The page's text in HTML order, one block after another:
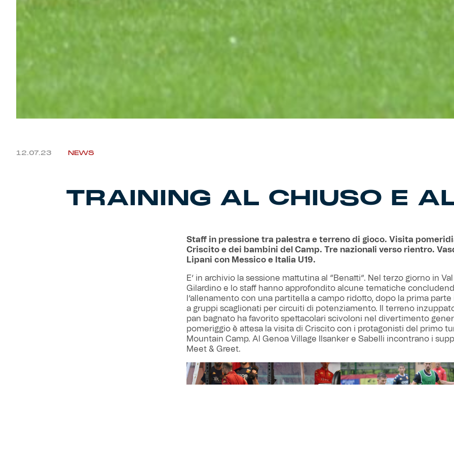
12.07.23 NEWS
TRAINING AL CHIUSO E
Staff in pressione tra palestra e terreno di gioco. Visita
Criscito e dei bambini del Camp. Tre nazionali verso rientro.
Lipani con Messico e Italia U19.
E’ in archivio la sessione mattutina al “Benatti”. Nel terzo giorno in Val
Gilardino e lo staff hanno approfondito alcune tematiche
l’allenamento con una partitella a campo ridotto, dopo la prima parte
a gruppi scaglionati per circuiti di potenziamento. Il terreno
pan bagnato ha favorito spettacolari scivoloni nel divertimento
pomeriggio è attesa la visita di Criscito con i protagonisti del primo
Mountain Camp. Al Genoa Village Ilsanker e Sabelli incontrano i
Meet & Greet.